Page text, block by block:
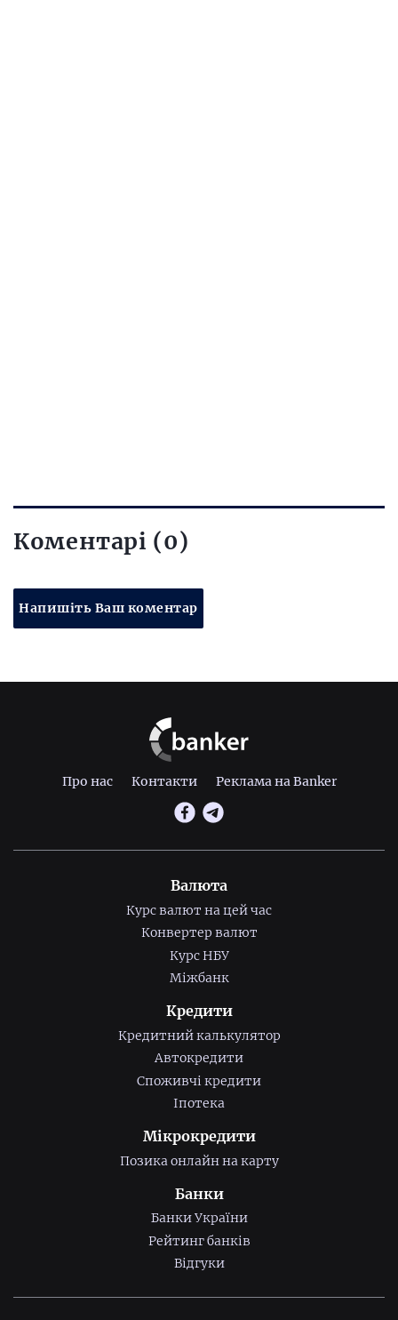
Коментарі (0)
Напишіть Ваш коментар
Про нас Контакти Реклама на Banker
Валюта
Курс валют на цей час
Конвертер валют
Курс НБУ
Міжбанк
Кредити
Кредитний калькулятор
Автокредити
Споживчі кредити
Іпотека
Мікрокредити
Позика онлайн на карту
Банки
Банки України
Рейтинг банків
Відгуки